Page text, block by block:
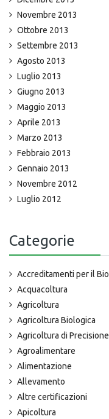
Novembre 2013
Ottobre 2013
Settembre 2013
Agosto 2013
Luglio 2013
Giugno 2013
Maggio 2013
Aprile 2013
Marzo 2013
Febbraio 2013
Gennaio 2013
Novembre 2012
Luglio 2012
Categorie
Accreditamenti per il Bio
Acquacoltura
Agricoltura
Agricoltura Biologica
Agricoltura di Precisione
Agroalimentare
Alimentazione
Allevamento
Altre certificazioni
Apicoltura